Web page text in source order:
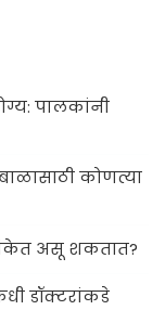
पालकांनी
कोणत्या
असू शकतात?
डॉक्टरांकडे